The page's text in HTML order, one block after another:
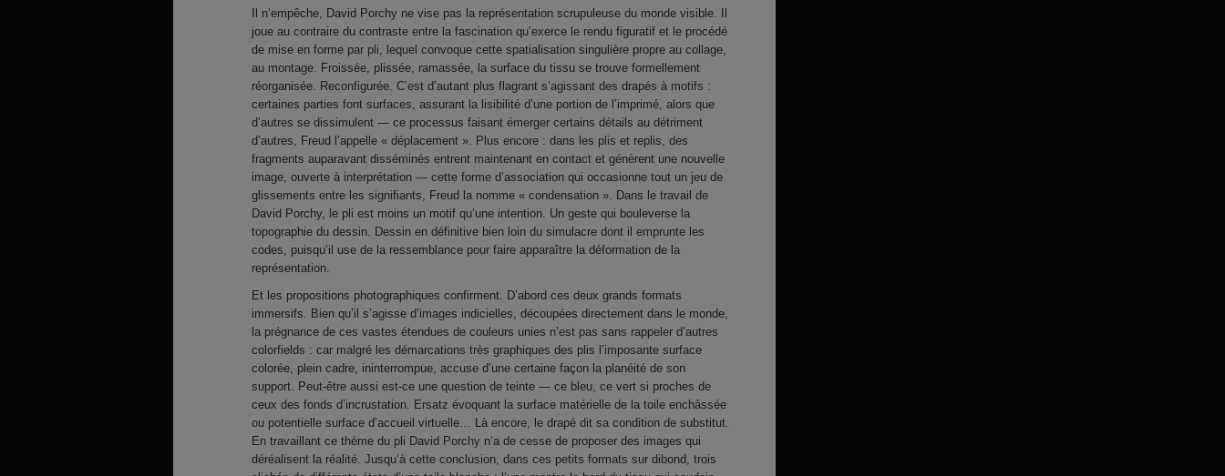
Il n’empêche, David Porchy ne vise pas la représentation scrupuleuse du monde visible. Il
joue au contraire du contraste entre la fascination qu’exerce le rendu figuratif et le procédé
de mise en forme par pli, lequel convoque cette spatialisation singulière propre au collage,
au montage. Froissée, plissée, ramassée, la surface du tissu se trouve formellement
réorganisée. Reconfigurée. C’est d’autant plus flagrant s’agissant des drapés à motifs :
certaines parties font surfaces, assurant la lisibilité d’une portion de l’imprimé, alors que
d’autres se dissimulent — ce processus faisant émerger certains détails au détriment
d’autres, Freud l’appelle « déplacement ». Plus encore : dans les plis et replis, des
fragments auparavant disséminés entrent maintenant en contact et génèrent une nouvelle
image, ouverte à interprétation — cette forme d’association qui occasionne tout un jeu de
glissements entre les signifiants, Freud la nomme « condensation ». Dans le travail de
David Porchy, le pli est moins un motif qu’une intention. Un geste qui bouleverse la
topographie du dessin. Dessin en définitive bien loin du simulacre dont il emprunte les
codes, puisqu’il use de la ressemblance pour faire apparaître la déformation de la
représentation.
Et les propositions photographiques confirment. D’abord ces deux grands formats
immersifs. Bien qu’il s’agisse d’images indicielles, découpées directement dans le monde,
la prégnance de ces vastes étendues de couleurs unies n’est pas sans rappeler d’autres
colorfields : car malgré les démarcations très graphiques des plis l’imposante surface
colorée, plein cadre, ininterrompue, accuse d’une certaine façon la planéité de son
support. Peut-être aussi est-ce une question de teinte — ce bleu, ce vert si proches de
ceux des fonds d’incrustation. Ersatz évoquant la surface matérielle de la toile enchâssée
ou potentielle surface d’accueil virtuelle… Là encore, le drapé dit sa condition de substitut.
En travaillant ce thème du pli David Porchy n’a de cesse de proposer des images qui
déréalisent la réalité. Jusqu’à cette conclusion, dans ces petits formats sur dibond, trois